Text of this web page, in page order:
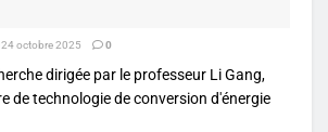
24 octobre 2025 0
dirigée par le professeur Li Gang,
de technologie de conversion d'énergie